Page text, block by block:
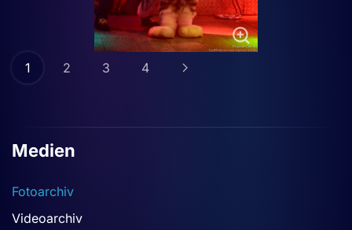
1 2 3 4
Medien
Fotoarchiv
Videoarchiv